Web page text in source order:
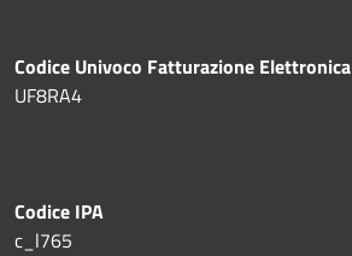
Codice Univoco Fatturazione Elettronica
UF8RA4
Codice IPA
c_l765